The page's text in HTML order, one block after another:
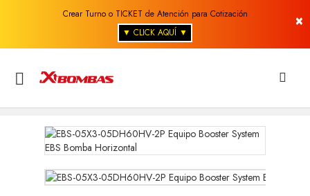
×
Crear Turno o TICKET de Atención para Cotización
▼ CLICK AQUÍ ▼
